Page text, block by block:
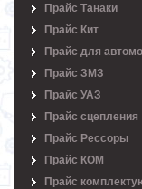
Прайс Танаки
Прайс Кит
Прайс для
Прайс ЗМЗ
Прайс УАЗ
Прайс сцепления
Прайс Рессоры
Прайс КОМ
Прайс